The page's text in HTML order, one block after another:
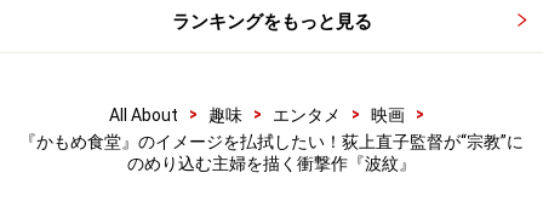
ランキングをもっと見る
All About > 趣味 > エンタメ > 映画
>
『かもめ食堂』のイメージを払拭したい！荻上直子監督が“宗教”に
のめり込む主婦を描く衝撃作『波紋』